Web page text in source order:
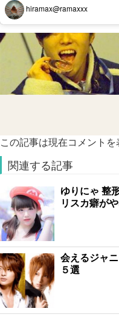
hiramax@ramaxxx
この記事は現在コメントを
関連する記事
ゆりにゃ 整
リスカ癖が
会えるジャ
５選